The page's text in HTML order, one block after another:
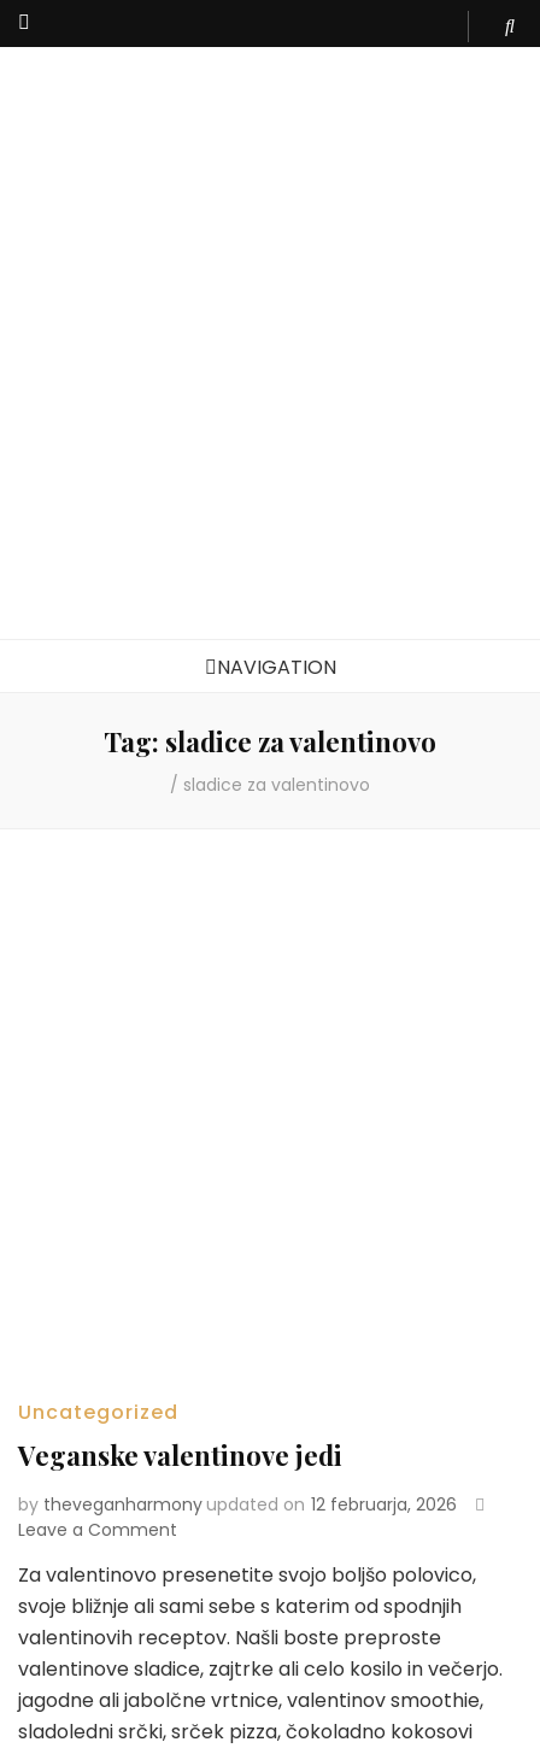
NAVIGATION
Tag: sladice za valentinovo
/ sladice za valentinovo
Uncategorized
Veganske valentinove jedi
by theveganharmonyupdated on 12 februarja, 2026
Leave a Comment
valentinove
jedi
Za valentinovo presenetite svojo boljšo polovico,
svoje bližnje ali sami sebe s katerim od spodnjih
valentinovih receptov. Našli boste preproste
valentinove sladice, zajtrke ali celo kosilo in večerjo.
jagodne ali jabolčne vrtnice, valentinov smoothie,
sladoledni srčki, srček pizza, čokoladno kokosovi